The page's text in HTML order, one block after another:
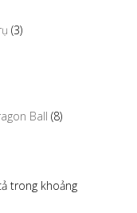
(3)
Ball (8)
trong khoảng